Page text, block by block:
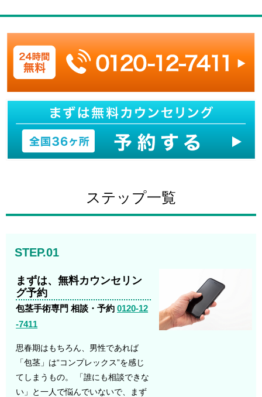
ステップ一覧
STEP.01
まずは、無料カウンセリン
グ予約
包茎手術専門 相談・予約0120-12
-7411
思春期はもちろん、男性であれば
「包茎」は“コンプレックス”を感じ
てしまうもの。 「誰にも相談できな
い」と一人で悩んでいないで、まず